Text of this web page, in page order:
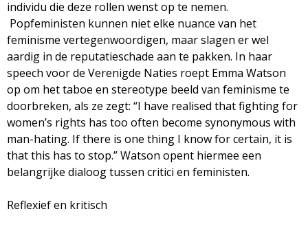
individu die deze rollen wenst op te nemen.
Popfeministen kunnen niet elke nuance van het
feminisme vertegenwoordigen, maar slagen er wel
aardig in de reputatieschade aan te pakken. In haar
speech voor de Verenigde Naties roept Emma Watson
op om het taboe en stereotype beeld van feminisme te
doorbreken, als ze zegt: “I have realised that fighting for
women’s rights has too often become synonymous with
man-hating. If there is one thing I know for certain, it is
that this has to stop.” Watson opent hiermee een
belangrijke dialoog tussen critici en feministen.
Reflexief en kritisch